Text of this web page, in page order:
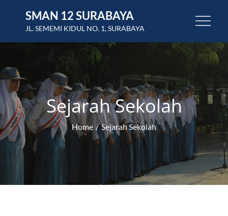
SMAN 12 SURABAYA
JL. SEMEMI KIDUL NO. 1, SURABAYA
Sejarah Sekolah
Home Sejarah Sekolah